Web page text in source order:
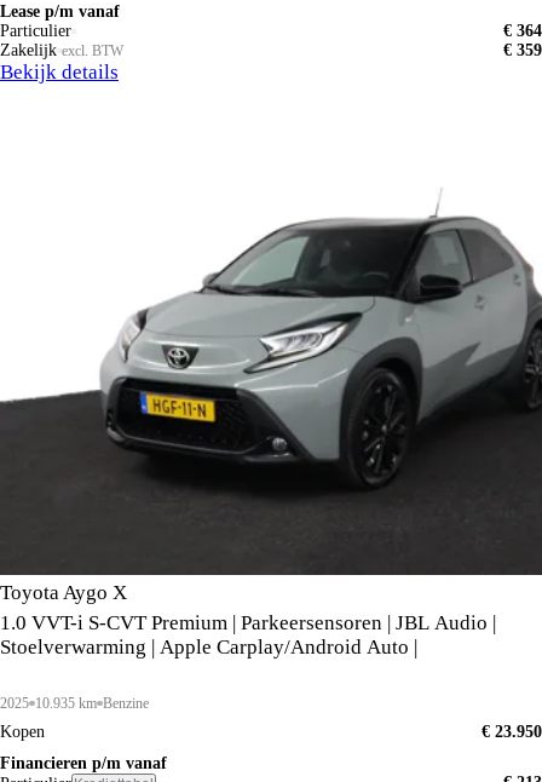
Lease p/m vanaf
Particulier
€ 364
Zakelijk excl. BTW € 359
Bekijk details
Toyota Aygo X
1.0 VVT-i S-CVT Premium | Parkeersensoren | JBL Audio |
Stoelverwarming | Apple Carplay/Android Auto |
2025 10.935 km Benzine
Kopen
€ 23.950
Financieren p/m vanaf